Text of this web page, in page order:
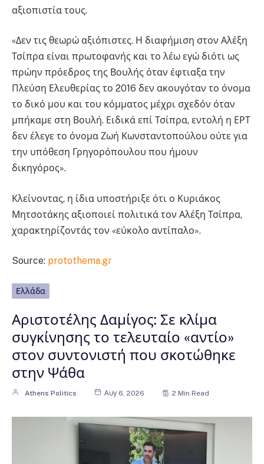
αξιοπιστία τους.
«Δεν τις θεωρώ αξιόπιστες. Η διαφήμιση στον Αλέξη
Τσίπρα είναι πρωτοφανής και το λέω εγώ διότι ως
πρώην πρόεδρος της Βουλής όταν έφτιαξα την
Πλεύση Ελευθερίας το 2016 δεν ακουγόταν το όνομα
το δικό μου και του κόμματος μέχρι σχεδόν όταν
μπήκαμε στη Βουλή. Ειδικά επί Τσίπρα, εντολή η ΕΡΤ
δεν έλεγε το όνομα Ζωή Κωνσταντοπούλου ούτε για
την υπόθεση Γρηγορόπουλου που ήμουν
δικηγόρος».
Κλείνοντας, η ίδια υποστήριξε ότι ο Κυριάκος
Μητσοτάκης αξιοποιεί πολιτικά τον Αλέξη Τσίπρα,
χαρακτηρίζοντάς τον «εύκολο αντίπαλο».
Source: protothema.gr
Ελλάδα
Αριστοτέλης Δαμίγος: Σε κλίμα
συγκίνησης το τελευταίο «αντίο»
στον συντονιστή που σκοτώθηκε
στην Ψάθα
Athens Politics Αυγ 6, 2026 2 Min Read